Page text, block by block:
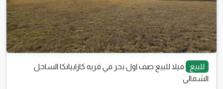
للبيع
فيلا للبيع صف اول بحر في قريه كازابيانكا الساحل
الشمالي